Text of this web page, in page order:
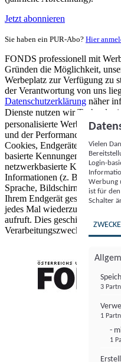
Jetzt abonnieren
Sie haben ein PUR-Abo? Hier
FONDS professionell mit
Gründen die Möglichkeit,
Werbeplatz zur Verfügung zu
der Verantwortung von uns
Datenschutzerklärung näher
Dienste nutzen wir
personalisierte Werbung und
und der Performance von
Cookies, Endgeräte- oder
basierte Kennungen, zufällig
netzwerkbasierte Kennungen)
Informationen (z. B.
Sprache, Bildschirmgröße,
Ihrem Endgerät gespeichert
jedes Mal wiederzuerkennen,
aufruft. Dies geschieht für
Verarbeitungszwecke.
Vielen
Login-
Werbung
ist für
Schalter
ZWECKE
3
1
-
1
FONDS professionell